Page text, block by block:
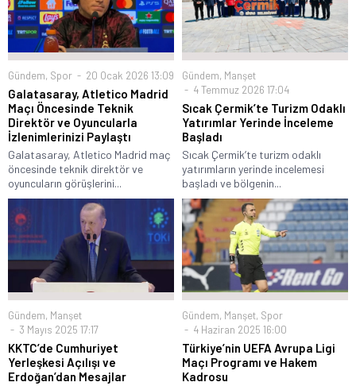
Gündem, Spor 20 Ocak 2026 13:09
Galatasaray, Atletico Madrid
Maçı Öncesinde Teknik
Direktör ve Oyuncularla
İzlenimlerinizi Paylaştı
Galatasaray, Atletico Madrid maç
öncesinde teknik direktör ve
oyuncuların görüşlerini...
Gündem, Manşet
4 Temmuz 2026 17:04
Sıcak Çermik’te Turizm Odaklı
Yatırımlar Yerinde İnceleme
Başladı
Sıcak Çermik’te turizm odaklı
yatırımların yerinde incelemesi
başladı ve bölgenin...
Gündem, Manşet
3 Mayıs 2025 17:17
KKTC’de Cumhuriyet
Yerleşkesi Açılışı ve
Erdoğan’dan Mesajlar
Gündem, Manşet, Spor
4 Haziran 2025 16:00
Türkiye’nin UEFA Avrupa Ligi
Maçı Programı ve Hakem
Kadrosu